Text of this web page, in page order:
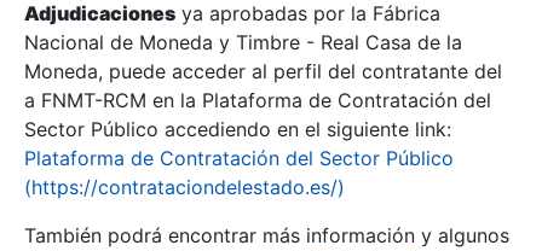
Adjudicaciones ya aprobadas por la Fábrica
Nacional de Moneda y Timbre - Real Casa de la
Moneda, puede acceder al perfil del contratante del
a FNMT-RCM en la Plataforma de Contratación del
Sector Público accediendo en el siguiente link:
Plataforma de Contratación del Sector Público
(https://contrataciondelestado.es/)
También podrá encontrar más información y algunos